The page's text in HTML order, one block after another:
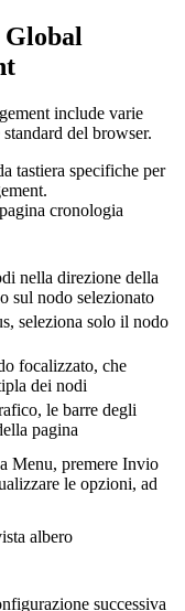
Global
include varie
del browser.
tastiera specifiche per
.
cronologia
nella direzione della
sul nodo selezionato
seleziona solo il nodo
focalizzato, che
dei nodi
le barre degli
pagina
Menu, premere Invio
le opzioni, ad
albero
successiva